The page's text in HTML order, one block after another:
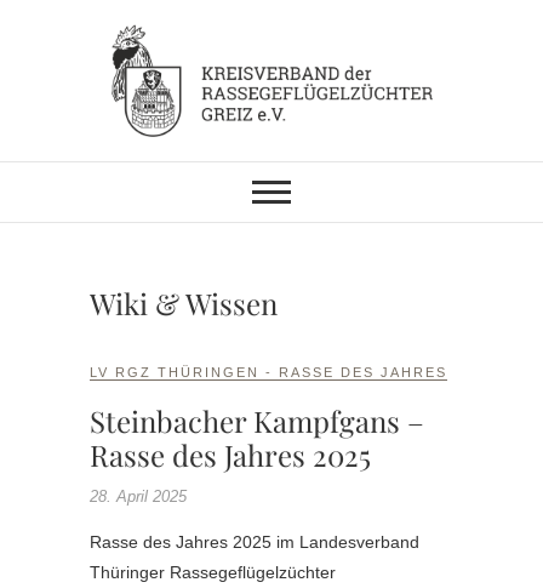
KV RGZ Greiz
Wiki & Wissen
LV RGZ THÜRINGEN - RASSE DES JAHRES
Steinbacher Kampfgans –
Rasse des Jahres 2025
28. April 2025
Rasse des Jahres 2025 im Landesverband
Thüringer Rassegeflügelzüchter